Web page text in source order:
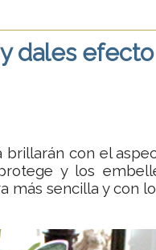
dales
brillarán con el
y los
más sencilla y con